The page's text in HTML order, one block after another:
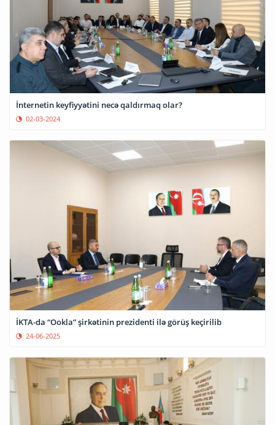
İnternetin keyfiyyətini necə qaldırmaq olar?
02-03-2024
İKTA-da “Ookla” şirkətinin prezidenti ilə görüş keçirilib
24-06-2025